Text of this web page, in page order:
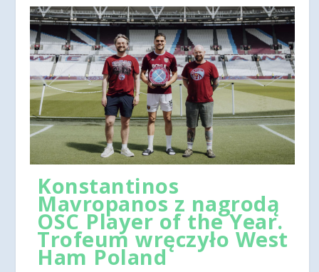
Konstantinos
Mavropanos z nagrodą
OSC Player of the Year.
Trofeum wręczyło West
Ham Poland